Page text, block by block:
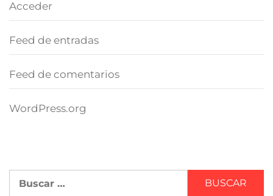
Acceder
Feed de entradas
Feed de comentarios
WordPress.org